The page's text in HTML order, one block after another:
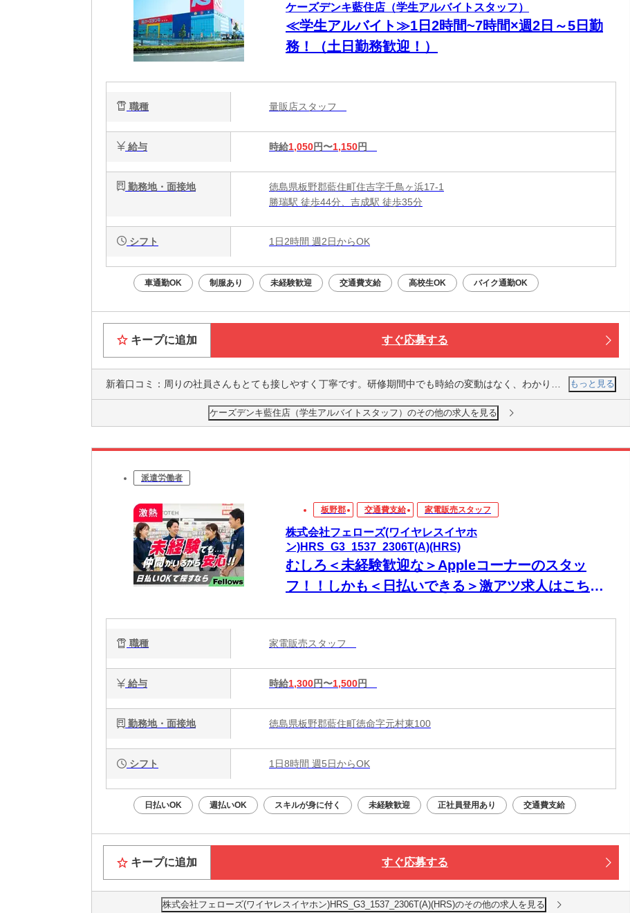
ケーズデンキ藍住店（学生アルバイトスタッフ）
≪学生アルバイト≫1日2時間~7時間×週2日～5日勤
務！（土日勤務歓迎！）
職種 量販店スタッフ
給与 時給1,050円〜1,150円
勤務地・面接地
徳島県板野郡藍住町住吉字千鳥ヶ浜17-1
勝瑞駅 徒歩44分、吉成駅 徒歩35分
シフト 1日2時間 週2日からOK
車通勤OK 制服あり 未経験歓迎 交通費支給 高校生OK バイク通勤OK
キープに追加 すぐ応募する
新着口コミ： 周りの社員さんもとても接しやすく丁寧です。研修期間中でも時給の変動はなく、わかりやすく仕事内容を教えていただけます。 もっと見る
ケーズデンキ藍住店（学生アルバイトスタッフ）のその他の求人を見る
派遣労働者
板野郡 交通費支給 家電販売スタッフ
株式会社フェローズ(ワイヤレスイヤホ
ン)HRS_G3_1537_2306T(A)(HRS)
むしろ＜未経験歓迎な＞Appleコーナーのスタッ
フ！！しかも＜日払いできる＞激アツ求人はこち
職種 家電販売スタッフ
給与 時給1,300円〜1,500円
勤務地・面接地 徳島県板野郡藍住町徳命字元村東100
シフト 1日8時間 週5日からOK
日払いOK 週払いOK スキルが身に付く 未経験歓迎 正社員登用あり 交通費支給
キープに追加 すぐ応募する
株式会社フェローズ(ワイヤレスイヤホン)HRS_G3_1537_2306T(A)(HRS)のその他の求人を見る